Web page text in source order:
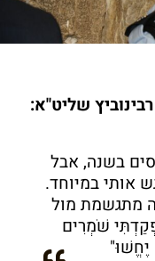
שליט"א:
בשנה, אבל
אותי במיוחד.
מתגשמת מול
שֹׁמְרִים